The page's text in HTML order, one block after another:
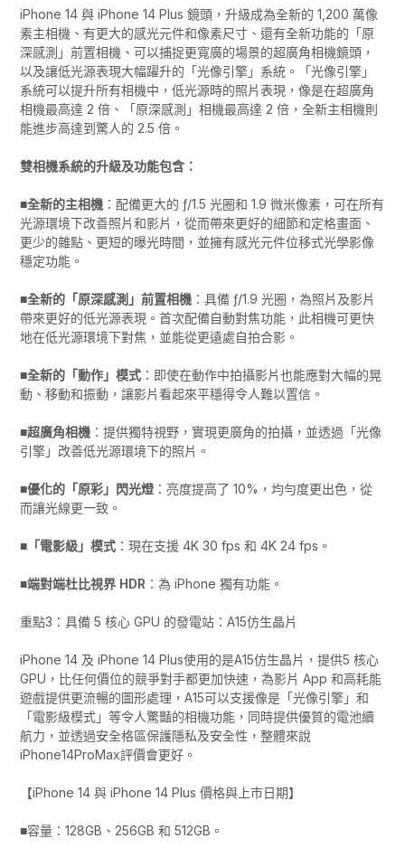
iPhone 14 與 iPhone 14 Plus 鏡頭，升級成為全新的 1,200 萬像
素主相機、有更大的感光元件和像素尺寸、還有全新功能的「原
深感測」前置相機、可以捕捉更寬廣的場景的超廣角相機鏡頭，
以及讓低光源表現大幅躍升的「光像引擎」系統。「光像引擎」
系統可以提升所有相機中，低光源時的照片表現，像是在超廣角
相機最高達 2 倍、「原深感測」相機最高達 2 倍，全新主相機則
能進步高達到驚人的 2.5 倍。
雙相機系統的升級及功能包含：
■全新的主相機 ：配備更大的 ƒ/1.5 光圈和 1.9 微米像素，可在所有
光源環境下改善照片和影片，從而帶來更好的細節和定格畫面、
更少的雜點、更短的曝光時間，並擁有感光元件位移式光學影像
穩定功能。
■全新的「原深感測」前置相機 ：具備 ƒ/1.9 光圈，為照片及影片
帶來更好的低光源表現。首次配備自動對焦功能，此相機可更快
地在低光源環境下對焦，並能從更遠處自拍合影。
■全新的「動作」模式 ：即使在動作中拍攝影片也能應對大幅的晃
動、移動和振動，讓影片看起來平穩得令人難以置信。
■超廣角相機 ：提供獨特視野，實現更廣角的拍攝，並透過「光像
引擎」改善低光源環境下的照片。
■優化的「原彩」閃光燈 ：亮度提高了 10%，均勻度更出色，從
而讓光線更一致。
■「電影級」模式 ：現在支援 4K 30 fps 和 4K 24 fps。
■端對端杜比視界 HDR ：為 iPhone 獨有功能。
重點3：具備 5 核心 GPU 的發電站：A15仿生晶片
iPhone 14 及 iPhone 14 Plus使用的是A15仿生晶片，提供5 核心
GPU，比任何價位的競爭對手都更加快速，為影片 App 和高耗能
遊戲提供更流暢的圖形處理，A15可以支援像是「光像引擎」和
「電影級模式」等令人驚豔的相機功能，同時提供優質的電池續
航力，並透過安全格區保護隱私及安全性，整體來說
iPhone14ProMax評價會更好。
【iPhone 14 與 iPhone 14 Plus 價格與上市日期】
■容量：128GB、256GB 和 512GB。